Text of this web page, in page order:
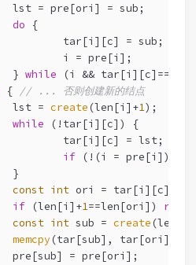
		lst = pre[ori] = sub;
do {
			tar[i][c] = sub;
			i = pre[i];
		}
while (i &&
{ // ... 否则创建新的结点
		lst =
create (len[i]+1);
while (!tar[i][c]) {
			tar[i][c] = lst;
if (!(i = pre[i]))
		}
const int ori = tar[i][c];
if (len[i]+1==len[ori])
const int sub = create
memcpy (tar[sub], tar[ori],
		pre[sub] = pre[ori];